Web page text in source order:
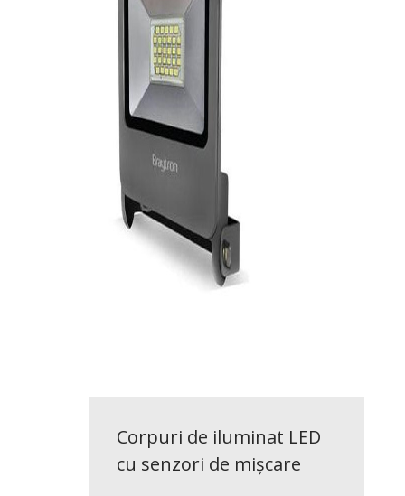
Corpuri de iluminat LED
cu senzori de mișcare